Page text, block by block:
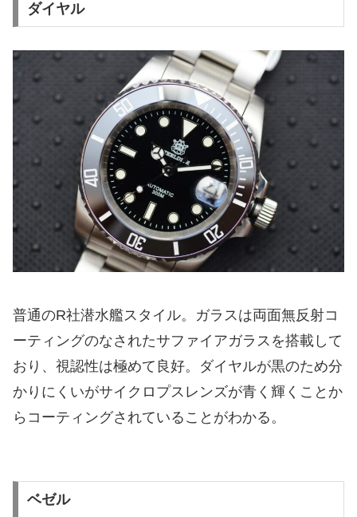
ダイヤル
普通のR社潜水艦スタイル。ガラスは両面無反射コ
ーティングのなされたサファイアガラスを搭載して
おり、視認性は極めて良好。ダイヤルが黒のため分
かりにくいがサイクロプスレンズが青く輝くことか
らコーティングされていることがわかる。
ベゼル